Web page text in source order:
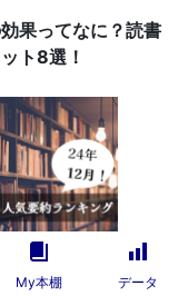
果ってなに？読書
ト8選！
My本棚 データ